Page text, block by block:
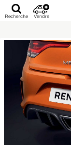
Recherche Vendre